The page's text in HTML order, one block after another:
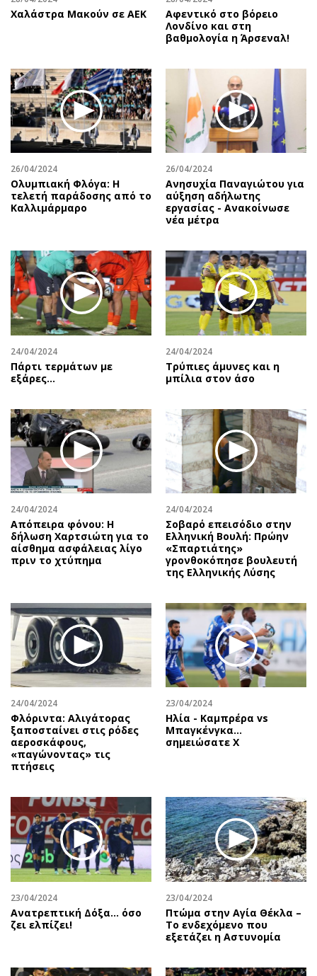
Χαλάστρα Μακούν σε ΑΕΚ
Αφεντικό στο βόρειο
Λονδίνο και στη
βαθμολογία η Άρσεναλ!
26/04/2024
Ολυμπιακή Φλόγα: Η
τελετή παράδοσης από το
Καλλιμάρμαρο
26/04/2024
Ανησυχία Παναγιώτου για
αύξηση αδήλωτης
εργασίας - Ανακοίνωσε
νέα μέτρα
24/04/2024
Πάρτι τερμάτων με
εξάρες...
24/04/2024
Τρύπιες άμυνες και η
μπίλια στον άσο
24/04/2024
Απόπειρα φόνου: Η
δήλωση Χαρτσιώτη για το
αίσθημα ασφάλειας λίγο
πριν το χτύπημα
24/04/2024
Σοβαρό επεισόδιο στην
Ελληνική Βουλή: Πρώην
«Σπαρτιάτης»
γρονθοκόπησε βουλευτή
της Ελληνικής Λύσης
24/04/2024
Φλόριντα: Αλιγάτορας
ξαποσταίνει στις ρόδες
αεροσκάφους,
«παγώνοντας» τις
πτήσεις
23/04/2024
Ηλία - Καμπρέρα vs
Μπαγκένγκα...
σημειώσατε Χ
23/04/2024
Ανατρεπτική Δόξα… όσο
ζει ελπίζει!
23/04/2024
Πτώμα στην Αγία Θέκλα –
Το ενδεχόμενο που
εξετάζει η Αστυνομία